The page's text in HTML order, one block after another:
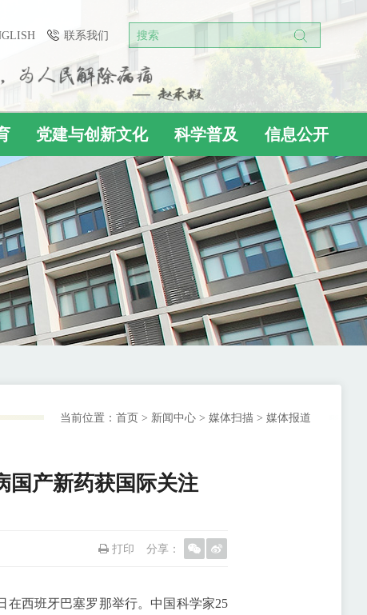
联系我们 搜索
党建与创新文化 科学普及 信息公开
当前位置： 首页 > 新闻中心 > 媒体扫描 > 媒体报道
国产新药获国际关注
分享：
打印
西班牙巴塞罗那举行。中国科学家25